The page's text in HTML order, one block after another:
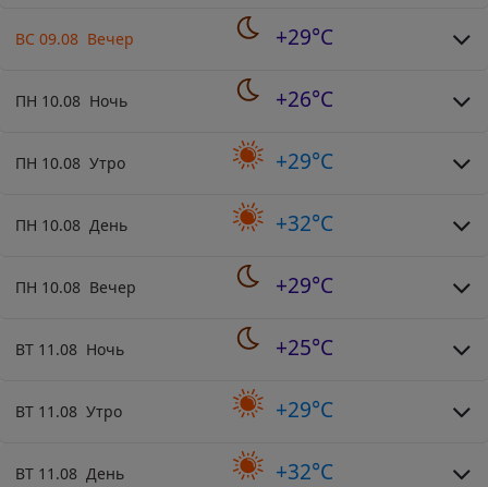
ВС 09.08 Вечер +29°C
ПН 10.08 Ночь +26°C
ПН 10.08 Утро +29°C
ПН 10.08 День +32°C
ПН 10.08 Вечер +29°C
ВТ 11.08 Ночь +25°C
ВТ 11.08 Утро +29°C
ВТ 11.08 День +32°C